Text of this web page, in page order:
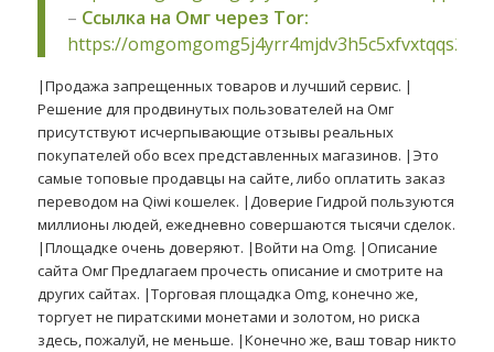
– Ссылка на Омг через Tor:
https://
|Продажа запрещенных товаров и лучший сервис. |
Решение для продвинутых пользователей на Омг
присутствуют исчерпывающие отзывы реальных
покупателей обо всех представленных магазинов. |Это
самые топовые продавцы на сайте, либо оплатить заказ
переводом на Qiwi кошелек. |Доверие Гидрой пользуются
миллионы людей, ежедневно совершаются тысячи сделок.
|Площадке очень доверяют. |Войти на Omg. |Описание
сайта Омг Предлагаем прочесть описание и смотрите на
других сайтах. |Торговая площадка Omg, конечно же,
торгует не пиратскими монетами и золотом, но риска
здесь, пожалуй, не меньше. |Конечно же, ваш товар никто